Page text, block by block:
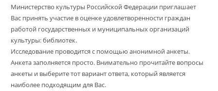
Министерство культуры Российской Федерации приглашает
Вас принять участие в оценке удовлетворенности граждан
работой государственных и муниципальных организаций
культуры: библиотек.
Исследование проводится с помощью анонимной анкеты.
Анкета заполняется просто. Внимательно прочитайте вопросы
анкеты и выберите тот вариант ответа, который является
наиболее подходящим для Вас.